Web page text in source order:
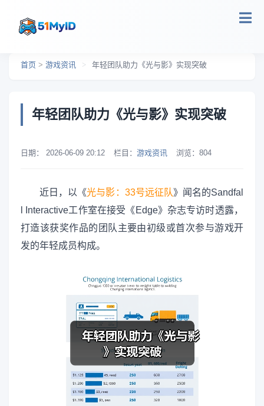
首页 > 游戏资讯 > 年轻团队助力《光与影》实现突破
年轻团队助力《光与影》实现突破
日期： 2026-06-09 20:12 栏目： 游戏资讯 浏览： 804
近日，以《光与影：33号远征队》闻名的Sandfal
l Interactive工作室在接受《Edge》杂志专访时透露，
打造该获奖作品的团队主要由初级或首次参与游戏开
发的年轻成员构成。